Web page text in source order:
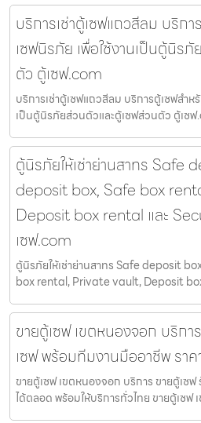
บริการเช่าตู้เซฟแถวสีลม บริกา
เซฟนิรภัย เพื่อใช้งานเป็นตู้นิร
ตัว ตู้เซฟ.com
บริการเช่าตู้เซฟแถวสีลม บริการตู้เซฟสำห
เป็นตู้นิรภัยส่วนตัวและตู้เซฟส่วนตัว ตู้เซฟ
ตู้นิรภัยให้เช่าย่านสาทร Safe
deposit box, Safe box
Deposit box rental และ
เซฟ.com
ตู้นิรภัยให้เช่าย่านสาทร Safe deposit
box rental, Private vault, Deposit
ขายตู้เซฟ เขตหนองจอก บริก
เซฟ พร้อมทีมงานมืออาชีพ รา
ขายตู้เซฟ เขตหนองจอก บริการ ขายตู้เ
ได้ตลอด พร้อมให้บริการทั่วไทย ขายตู้เซฟ